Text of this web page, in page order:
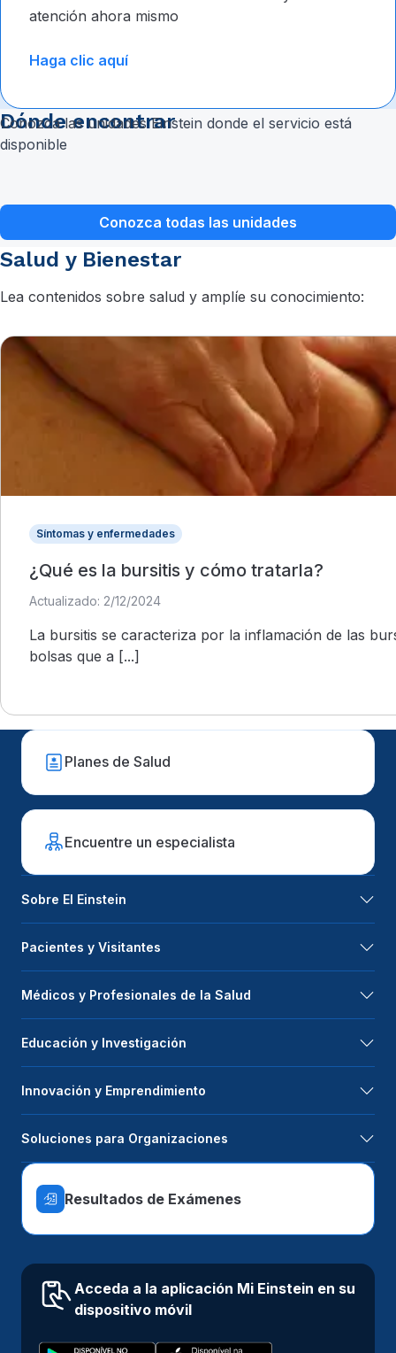
atención ahora mismo
Haga clic aquí
Dónde encontrar
Conozca las unidades Einstein donde el servicio está
disponible
Conozca todas las unidades
Salud y Bienestar
Lea contenidos sobre salud y amplíe su conocimiento:
Síntomas y enfermedades
¿Qué es la bursitis y cómo tratarla?
Actualizado: 2/12/2024
La bursitis se caracteriza por la inflamación de las
bolsas que a [...]
Planes de Salud
Encuentre un especialista
Sobre El Einstein
Pacientes y Visitantes
Médicos y Profesionales de la Salud
Educación y Investigación
Innovación y Emprendimiento
Soluciones para Organizaciones
Resultados de Exámenes
Acceda a la aplicación Mi Einstein en su
dispositivo móvil